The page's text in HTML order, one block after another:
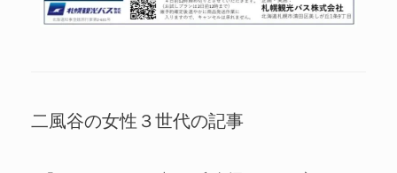
二風谷の女性３世代の記事